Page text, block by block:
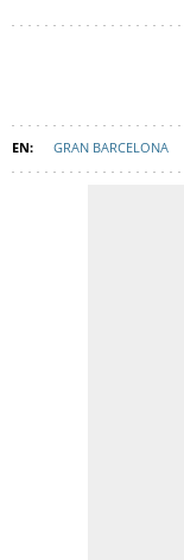
GRAN BARCELONA